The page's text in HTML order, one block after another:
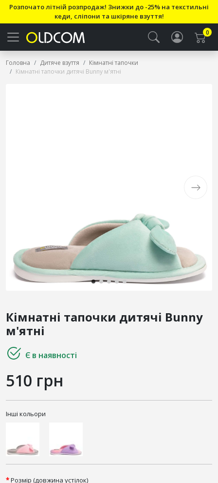
Розпочато літній розпродаж! Знижки до -25% на текстильні
кеди, сліпони та шкіряне взуття!
0
Головна Дитяче взуття
Кімнатні тапочки
Кімнатні тапочки дитячі Bunny м'ятні
Кімнатні тапочки дитячі Bunny
м'ятні
Є в наявності
510 грн
Інші кольори
Розмір (довжина устілок)